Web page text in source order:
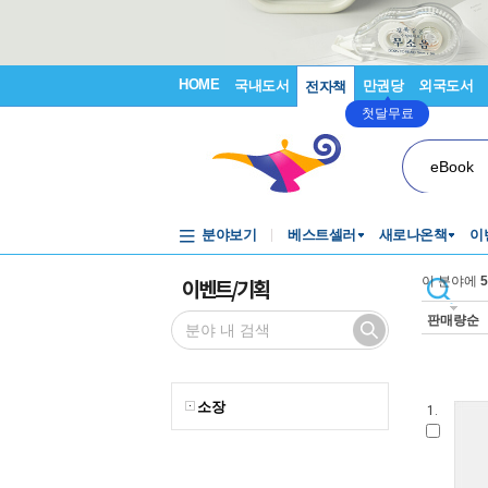
HOME 국내도서 전자책 만권당
첫달무료
외국도서
eBook
분야보기 베스트셀러 새로나온책 이
이벤트/기획
소장
이 분야에 5
판매량순
1.